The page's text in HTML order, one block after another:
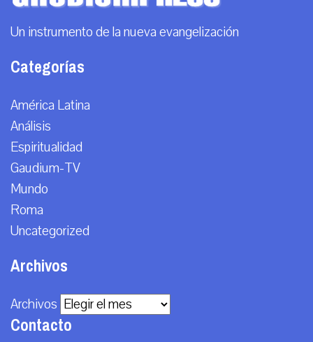
Un instrumento de la nueva evangelización
Categorías
América Latina
Análisis
Espiritualidad
Gaudium-TV
Mundo
Roma
Uncategorized
Archivos
Archivos
Contacto